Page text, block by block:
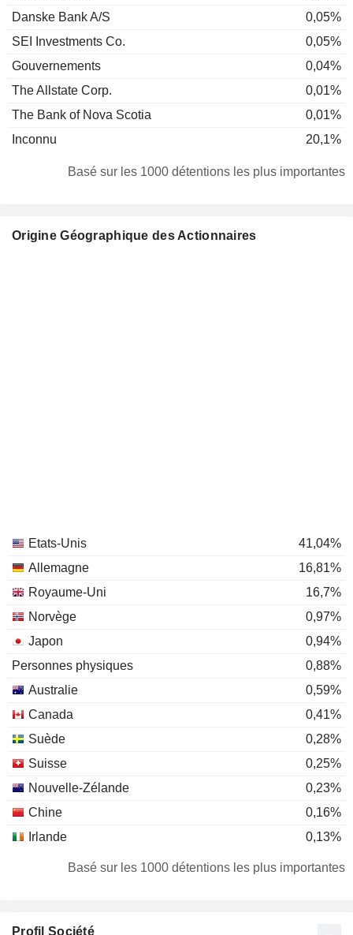
Danske Bank A/S
0,05%
SEI Investments Co.
0,05%
Gouvernements
0,04%
The Allstate Corp.
0,01%
The Bank of Nova Scotia
0,01%
Inconnu
20,1%
Basé sur les 1000 détentions les plus importantes
Origine Géographique des Actionnaires
Etats-Unis
41,04%
Allemagne
16,81%
Royaume-Uni
16,7%
Norvège
0,97%
Japon
0,94%
Personnes physiques
0,88%
Australie
0,59%
Canada
0,41%
Suède
0,28%
Suisse
0,25%
Nouvelle-Zélande
0,23%
Chine
0,16%
Irlande
0,13%
0,12%
Basé sur les 1000 détentions les plus importantes
Profil Société